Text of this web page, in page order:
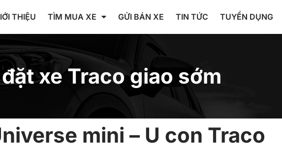
THIỆU TÌM MUA XE GỬI BÁN XE TIN TỨC TUYỂN DỤNG
đặt xe Traco giao sớm
mini – U con Traco